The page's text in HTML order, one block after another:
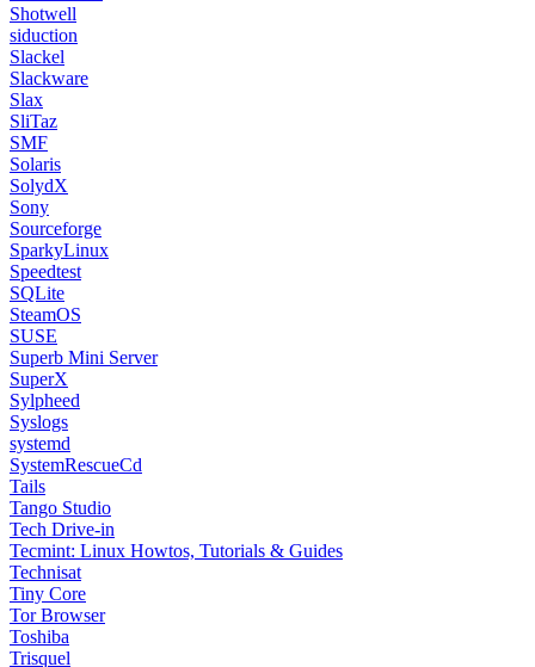
Shotwell
siduction
Slackel
Slackware
Slax
SliTaz
SMF
Solaris
SolydX
Sony
Sourceforge
SparkyLinux
Speedtest
SQLite
SteamOS
SUSE
Superb Mini Server
SuperX
Sylpheed
Syslogs
systemd
SystemRescueCd
Tails
Tango Studio
Tech Drive-in
Tecmint: Linux Howtos, Tutorials & Guides
Technisat
Tiny Core
Tor Browser
Toshiba
Trisquel